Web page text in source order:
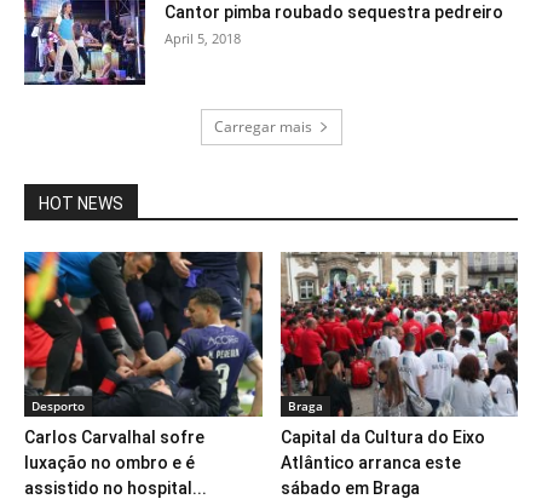
Cantor pimba roubado sequestra pedreiro
April 5, 2018
Carregar mais
HOT NEWS
Desporto
Carlos Carvalhal sofre
luxação no ombro e é
assistido no hospital...
Braga
Capital da Cultura do Eixo
Atlântico arranca este
sábado em Braga